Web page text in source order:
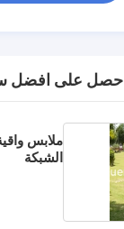
احصل على افضل
ملابس
الشبكة